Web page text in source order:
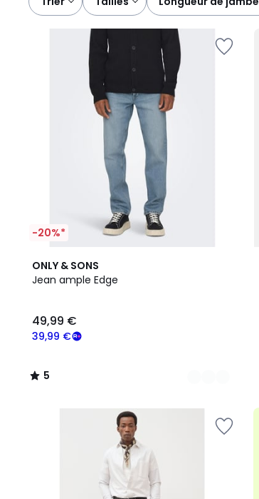
-20%*
ONLY & SONS
Jean ample Edge
€
souscrivez
programme
39,99 €
49,99 €
5
/
2
Couleurs
5
/